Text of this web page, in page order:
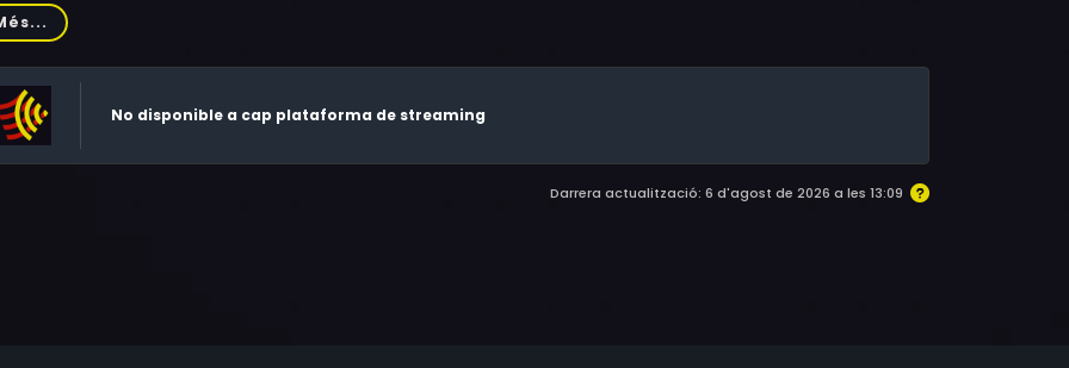
la transformació d'Itàlia com a teló de fons.Un gran mural que explica qui som, d'on venim i també on
i qui seran els nostres fills. És el gran cercle de la vida que es repeteix amb les mateixes dinàmiques
ser èpoques diferents.
No disponible a cap plataforma de streaming
Darrera actualització: 6 d'agost de 2026 a les 13:09